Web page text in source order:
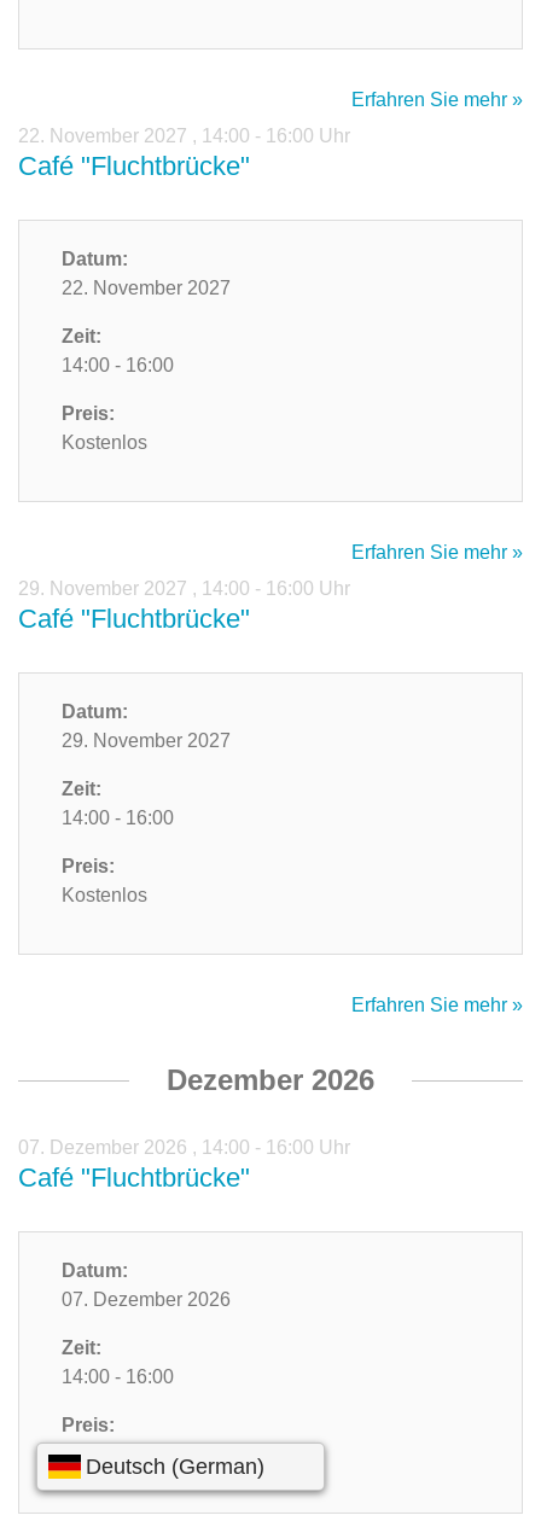
Erfahren Sie mehr »
22. November 2027 , 14:00 - 16:00 Uhr
Café "Fluchtbrücke"
Datum:
22. November 2027
Zeit:
14:00 - 16:00
Preis:
Kostenlos
Erfahren Sie mehr »
29. November 2027 , 14:00 - 16:00 Uhr
Café "Fluchtbrücke"
Datum:
29. November 2027
Zeit:
14:00 - 16:00
Preis:
Kostenlos
Erfahren Sie mehr »
Dezember 2026
07. Dezember 2026 , 14:00 - 16:00 Uhr
Café "Fluchtbrücke"
Datum:
07. Dezember 2026
Zeit:
14:00 - 16:00
Preis:
Kostenlos